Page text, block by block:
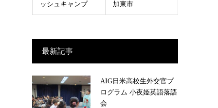
ッシュキャンプ
加東市
最新記事
AIG日米高校生外交官プ
ログラム 小夜姫英語落語
会